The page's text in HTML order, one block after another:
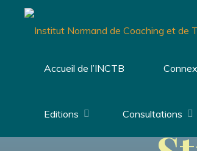
Accueil de l’INCTB
Editions Consultations